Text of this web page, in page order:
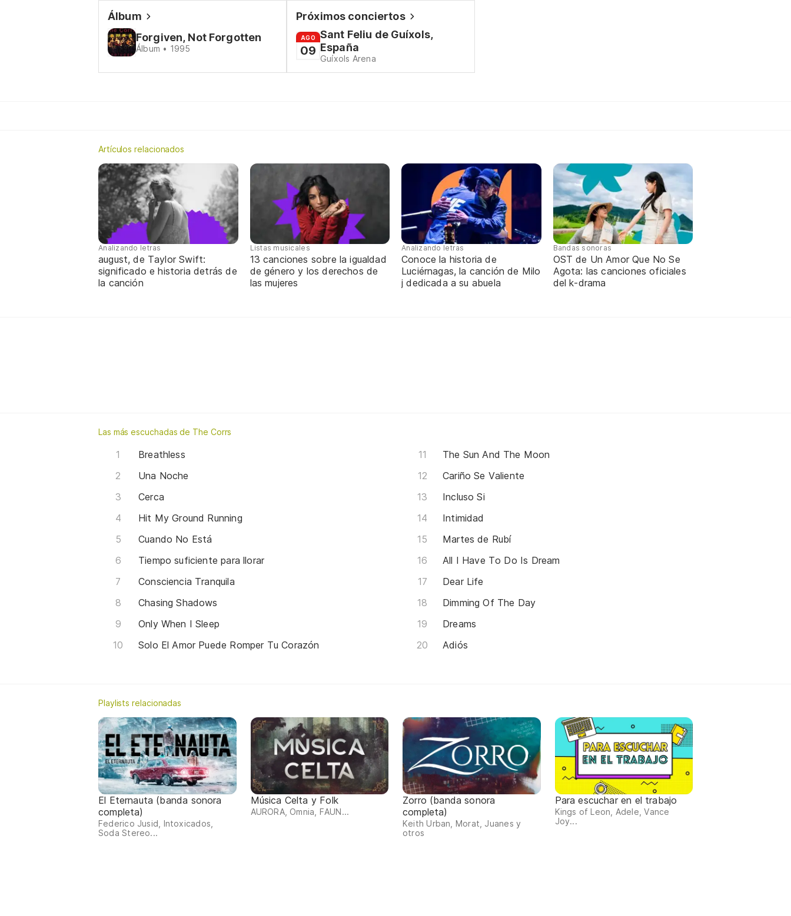
Álbum
Forgiven, Not Forgotten
Álbum • 1995
Próximos conciertos
AGO
09
Sant Feliu de Guíxols,
España
Guíxols Arena
Artículos relacionados
Analizando letras
august, de Taylor Swift:
significado e historia detrás de
la canción
Listas musicales
13 canciones sobre la igualdad
de género y los derechos de
las mujeres
Analizando letras
Conoce la historia de
Luciérnagas, la canción de Milo
j dedicada a su abuela
Bandas sonoras
OST de Un Amor Que No Se
Agota: las canciones oficiales
del k-drama
Las más escuchadas de The Corrs
Breathless
Una Noche
Cerca
Hit My Ground Running
Cuando No Está
Tiempo suficiente para llorar
Consciencia Tranquila
Chasing Shadows
Only When I Sleep
Solo El Amor Puede Romper Tu Corazón
The Sun And The Moon
Cariño Se Valiente
Incluso Si
Intimidad
Martes de Rubí
All I Have To Do Is Dream
Dear Life
Dimming Of The Day
Dreams
Adiós
Playlists relacionadas
El Eternauta (banda sonora
completa)
Federico Jusid, Intoxicados,
Soda Stereo...
Música Celta y Folk
AURORA, Omnia, FAUN...
Zorro (banda sonora
completa)
Keith Urban, Morat, Juanes y
otros
Para escuchar en el trabajo
Kings of Leon, Adele, Vance
Joy...